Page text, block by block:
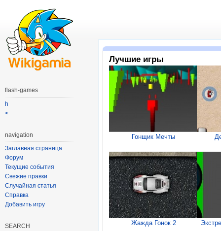
Лучшие игры
Гонщик Мечты
Жажда Гонок 2
flash-games
h
<
navigation
Заглавная страница
Форум
Текущие события
Свежие правки
Случайная статья
Справка
Добавить игру
SEARCH